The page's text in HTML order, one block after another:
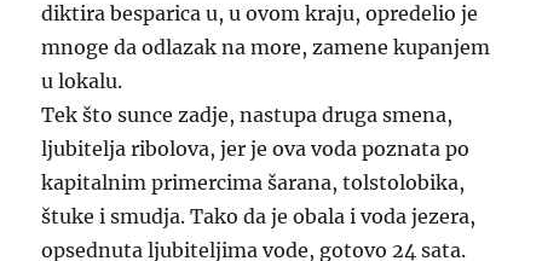
diktira besparica u, u ovom kraju, opredelio je
mnoge da odlazak na more, zamene kupanjem
u lokalu.
Tek što sunce zadje, nastupa druga smena,
ljubitelja ribolova, jer je ova voda poznata po
kapitalnim primercima šarana, tolstolobika,
štuke i smudja. Tako da je obala i voda jezera,
opsednuta ljubiteljima vode, gotovo 24 sata.